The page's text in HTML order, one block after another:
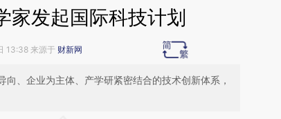
家发起国际科技计划
13:38 来源于 财新网
、企业为主体、产学研紧密结合的技术创新体系，